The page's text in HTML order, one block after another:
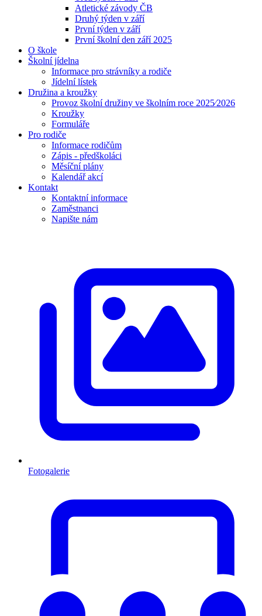
Atletické závody ČB
Druhý týden v září
První týden v září
První školní den září 2025
O škole
Školní jídelna
Informace pro strávníky a rodiče
Jídelní lístek
Družina a kroužky
Provoz školní družiny ve školním roce 2025⁄2026
Kroužky
Formuláře
Pro rodiče
Informace rodičům
Zápis - předškoláci
Měsíční plány
Kalendář akcí
Kontakt
Kontaktní informace
Zaměstnanci
Napište nám
Fotogalerie